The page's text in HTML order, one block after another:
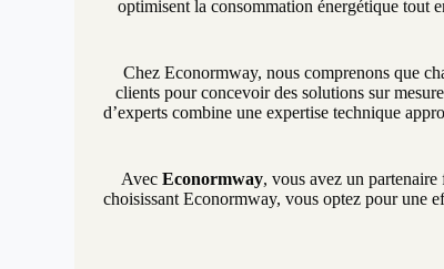
optimisent la consommation énergétique tout
Chez Econormway, nous comprenons que
clients pour concevoir des solutions sur
d’experts combine une expertise technique
Avec Econormway, vous avez un
choisissant Econormway, vous optez pour une